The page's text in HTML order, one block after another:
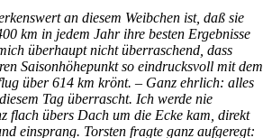
an diesem Weibchen ist, daß sie
km in jedem Jahr ihre besten Ergebnisse
überhaupt nicht überraschend, dass
Saisonhöhepunkt so eindrucksvoll mit dem
über 614 km krönt. – Ganz ehrlich: alles
Tag überrascht. Ich werde nie
flach übers Dach um die Ecke kam, direkt
einsprang. Torsten fragte ganz aufgeregt: